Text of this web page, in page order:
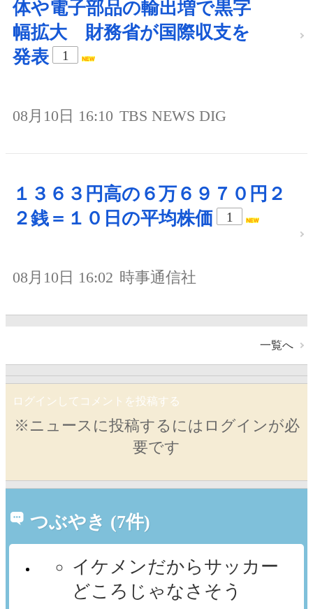
体や電子部品の輸出増で黒字
幅拡大 財務省が国際収支を
発表
1
08月10日 16:10 TBS NEWS DIG
１３６３円高の６万６９７０円２
２銭＝１０日の平均株価
1
08月10日 16:02 時事通信社
一覧へ
ログインしてコメントを投稿する
※ニュースに投稿するにはログインが必
要です
つぶやき (7件)
イケメンだからサッカー
どころじゃなさそう